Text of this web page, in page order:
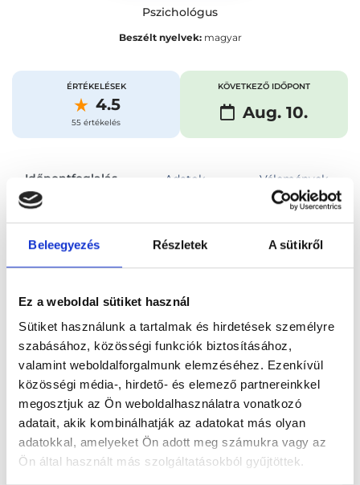
Beleegyezés Részletek A sütikről
Ez a weboldal sütiket használ
Sütiket használunk a tartalmak és hirdetések személyre
szabásához, közösségi funkciók biztosításához,
valamint weboldalforgalmunk elemzéséhez. Ezenkívül
közösségi média-, hirdető- és elemező partnereinkkel
megosztjuk az Ön weboldalhasználatra vonatkozó
adatait, akik kombinálhatják az adatokat más olyan
adatokkal, amelyeket Ön adott meg számukra vagy az
Ön által használt más szolgáltatásokból gyűjtöttek.
Pszichológus
Beszélt nyelvek:magyar
ÉRTÉKELÉSEK
4.5
55 értékelés
KÖVETKEZŐ IDŐPONT
Aug. 10.
Időpontfoglalás Adatok Vélemények
Foglalj időpontot
Főoldal Orvosok Pszichológus
Pszichológus, Budapest, VII. kerület Hajba Kálmán